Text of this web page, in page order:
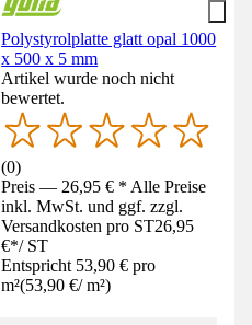
Polystyrolplatte glatt opal 1000
x 500 x 5 mm
Artikel wurde noch nicht
bewertet.
(0)
Preis — 26,95 € * Alle Preise
inkl. MwSt. und ggf. zzgl.
Versandkosten pro ST26,95
€*/ ST
Entspricht 53,90 € pro
m²(53,90 €/ m²)